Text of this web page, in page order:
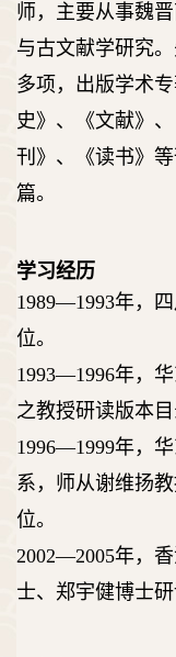
师，主要从事魏
与古文献学研究
多项，出版学术
史》、《文献》
刊》、《读书》
篇。
学习经历
1989—1993年，
位。
1993—1996年，
之教授研读版本
1996—1999年，
系，师从谢维扬
位。
2002—2005年，
士、郑宇健博士